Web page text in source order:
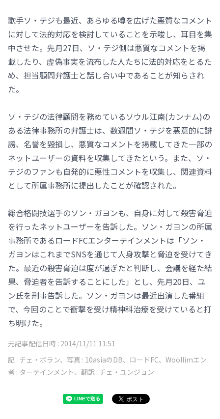
歌手ソ・テジも最近、あらゆる噂を広げた悪質なコメント
に対して法的対応を検討していることを示唆し、耳目を集
中させた。先月27日、ソ・テジ側は悪質なコメントを掲
載したり、虚偽事実を流布した人たちに法的対応をとるた
め、担当顧問弁護士と話し合い中であることが知らされ
た。
ソ・テジの法律顧問を務めているソウル江南(カンナム)の
ある法律事務所の弁護士は、数週間ソ・テジを悪意的に誹
謗、名誉を毀損し、悪質なコメントを掲載してきた一部の
ネットユーザーの資料を収集してきたという。また、ソ・
テジのファンも自発的に悪性コメントを収集し、関連資料
として所属事務所に提出したことが確認された。
総合格闘技選手のソン・ガヨンも、自身に対して殺害脅迫
を行ったネットユーザーを告訴した。ソン・ガヨンの所属
事務所であるロードFCエンターテインメントは「ソン・
ガヨンはこれまでSNSを通じて人身攻撃と脅迫を受けてき
た。最近の殺害脅迫は度が過ぎたと判断し、会議を経た結
果、脅迫者を告訴することにした」とし、先月20日、ユ
ン氏を刑事告訴した。ソン・ガヨンは最近出演した番組
で、今回のことで衝撃を受け精神科治療を受けていると打
ち明けた。
元記事配信日時 : 2014/11/11 11:51
記
者 :
チェ・ボラン、写真 : 10asiaのDB、ロードFC、Woollimエン
ターテインメント、翻訳 : チェ・ユンジョン